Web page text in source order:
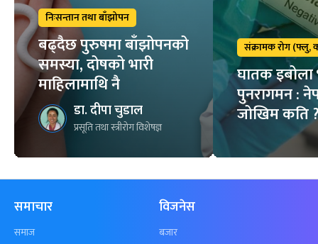
निःसन्तान तथा बाँझोपन
बढ्दैछ पुरुषमा बाँझोपनको
समस्या, दोषको भारी
माहिलामाथि नै
डा. दीपा चुडाल
प्रसूति तथा स्त्रीरोग विशेषज्ञ
संक्रामक रोग (फ्लु,
घातक
पुनरागमन :
जोखिम कति
समाचार
समाज
विजनेस
बजार